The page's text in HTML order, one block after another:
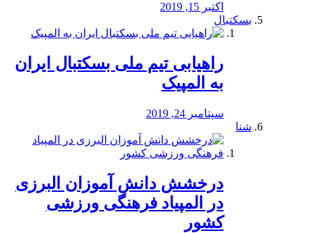
اکتبر 15, 2019
بسکتبال
راهیابی تیم ملی بسکتبال ایران
به المپیک
سپتامبر 24, 2019
شنا
درخشش دانش آموزان البرزی
در المپیاد فرهنگی ورزشی
کشور